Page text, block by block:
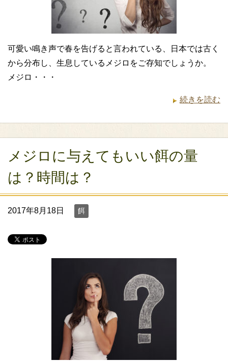
可愛い鳴き声で春を告げると言われている、日本では古く
から分布し、生息しているメジロをご存知でしょうか。
メジロ・・・
続きを読む
メジロに与えてもいい餌の量
は？時間は？
2017年8月18日 餌